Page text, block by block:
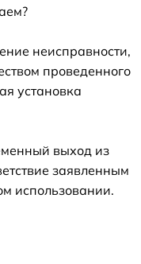
неисправности,
проведенного
установка
выход из
заявленным
использовании.